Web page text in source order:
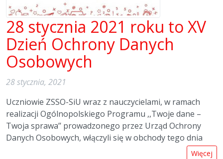
28 stycznia 2021 roku to XV
Dzień Ochrony Danych
Osobowych
28 stycznia, 2021
Uczniowie ZSSO-SiU wraz z nauczycielami, w ramach
realizacji Ogólnopolskiego Programu ,,Twoje dane –
Twoja sprawa’’ prowadzonego przez Urząd Ochrony
Danych Osobowych, włączyli się w obchody tego dnia
Więcej